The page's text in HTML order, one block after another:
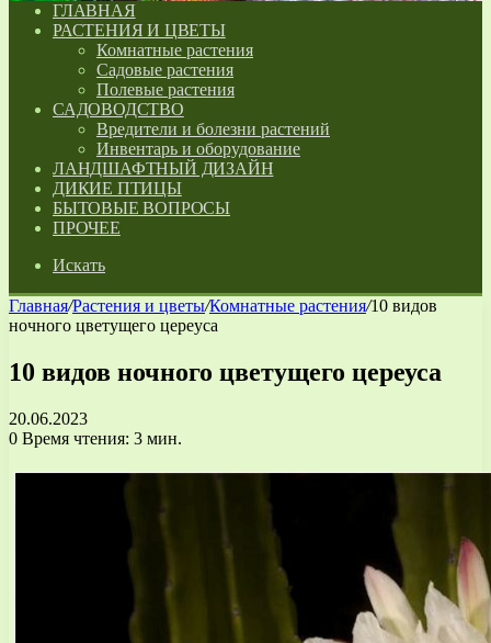
ГЛАВНАЯ
РАСТЕНИЯ И ЦВЕТЫ
Комнатные растения
Садовые растения
Полевые растения
САДОВОДСТВО
Вредители и болезни растений
Инвентарь и оборудование
ЛАНДШАФТНЫЙ ДИЗАЙН
ДИКИЕ ПТИЦЫ
БЫТОВЫЕ ВОПРОСЫ
ПРОЧЕЕ
Искать
Главная/Растения и цветы/Комнатные растения/10 видов
ночного цветущего цереуса
10 видов ночного цветущего цереуса
20.06.2023
0 Время чтения: 3 мин.